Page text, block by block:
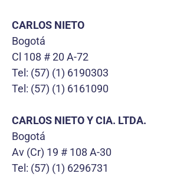
CARLOS NIETO
Bogotá
Cl 108 # 20 A-72
Tel: (57) (1) 6190303
Tel: (57) (1) 6161090
CARLOS NIETO Y CIA. LTDA.
Bogotá
Av (Cr) 19 # 108 A-30
Tel: (57) (1) 6296731